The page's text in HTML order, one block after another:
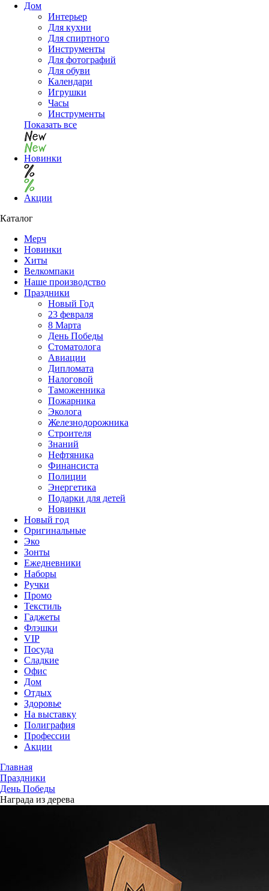
Дом
Интерьер
Для кухни
Для спиртного
Инструменты
Для фотографий
Для обуви
Календари
Игрушки
Часы
Инструменты
Показать все
Новинки
Акции
Каталог
Мерч
Новинки
Хиты
Велкомпаки
Наше производство
Праздники
Новый Год
23 февраля
8 Марта
День Победы
Cтоматолога
Авиации
Дипломата
Налоговой
Таможенника
Пожарника
Эколога
Железнодорожника
Строителя
Знаний
Нефтяника
Финансиста
Полиции
Энергетика
Подарки для детей
Новинки
Новый год
Оригинальные
Эко
Зонты
Ежедневники
Наборы
Ручки
Промо
Текстиль
Гаджеты
Флэшки
VIP
Посуда
Сладкие
Офис
Дом
Отдых
Здоровье
На выставку
Полиграфия
Профессии
Акции
Главная
Праздники
День Победы
Награда из дерева